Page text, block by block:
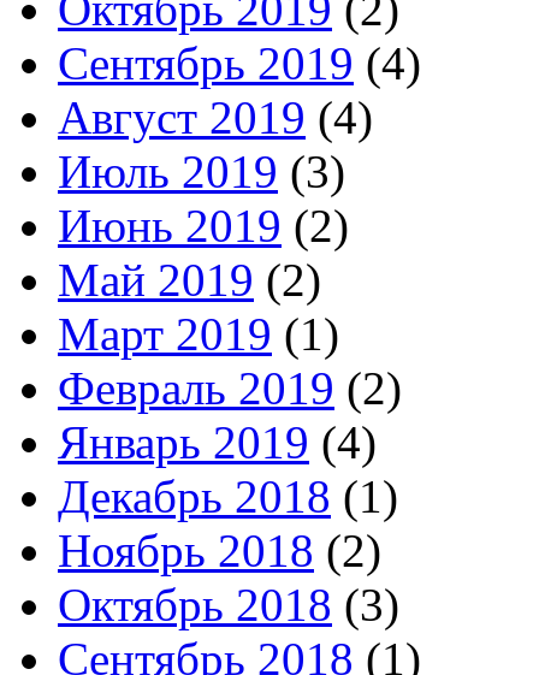
Сентябрь 2019 (4)
Август 2019 (4)
Июль 2019 (3)
Июнь 2019 (2)
Май 2019 (2)
Март 2019 (1)
Февраль 2019 (2)
Январь 2019 (4)
Декабрь 2018 (1)
Ноябрь 2018 (2)
Октябрь 2018 (3)
Сентябрь 2018 (1)